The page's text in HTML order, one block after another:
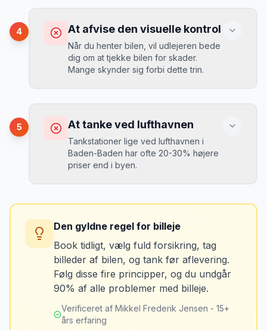
MJ
Mikkels erfaring September 2023
“ En lille bule i døren kostede mig 8.000
kr. i selvrisiko. Siden har jeg altid
Du betaler 20-30% mere for brændstof,
da udlejeren tager høje benzinpriser.
Løsning
4 At afvise den visuelle kontrol
Når du henter bilen, vil udlejeren bede
dig om at tjekke bilen for skader.
Mange skynder sig forbi dette trin.
Du kan blive opkrævet for skader, der
var der før du fik bilen.
Løsning
brændstofmåleren.
MJ
Mikkels erfaring Oktober 2024
“Jeg fotograferer altid bilen fra alle
vinkler ved afhentning. Det har reddet
5 At tanke ved lufthavnen
Tankstationer lige ved lufthavnen i
Baden-Baden har ofte 20-30% højere
priser end i byen.
sidste tankning.
Tank bilen op et par kilometer fra
lufthavnen dagen før aflevering. Priserne
er markant lavere.
Den gyldne regel for billeje
Book tidligt, vælg fuld forsikring, tag
billeder af bilen, og tank før aflevering.
Følg disse fire principper, og du undgår
90% af alle problemer med billeje.
Verificeret af Mikkel Frederik Jensen - 15+
års erfaring